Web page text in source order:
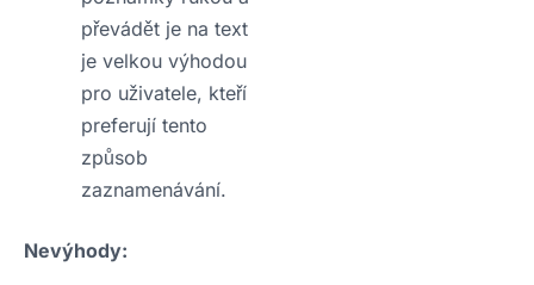
převádět je na text
je velkou výhodou
pro uživatele, kteří
preferují tento
způsob
zaznamenávání.
Nevýhody: